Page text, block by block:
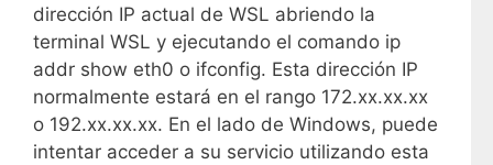
dirección IP actual de WSL abriendo la
terminal WSL y ejecutando el comando ip
addr show eth0 o ifconfig. Esta dirección IP
normalmente estará en el rango 172.xx.xx.xx
o 192.xx.xx.xx. En el lado de Windows, puede
intentar acceder a su servicio utilizando esta